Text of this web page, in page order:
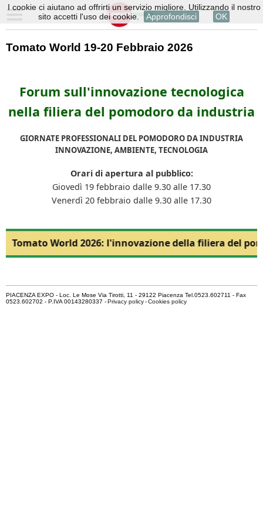
Tomato World 19-20 Febbraio 2026
Forum sull'innovazione tecnologica
nella filiera del pomodoro da industria
GIORNATE PROFESSIONALI DEL POMODORO DA INDUSTRIA
INNOVAZIONE, AMBIENTE, TECNOLOGIA
Orari di apertura al pubblico:
Giovedì 19 febbraio dalle 9.30 alle 17.30
Venerdì 20 febbraio dalle 9.30 alle 17.30
Tomato World 2026: l'innovazione della filiera del
PIACENZA EXPO - Loc. Le Mose Via Tirotti, 11 - 29122 Piacenza Tel.0523.602711 - Fax
0523.602702 - P.IVA 00143280337 -Privacy policy-Cookies policy
I cookie ci aiutano ad offrirti un servizio migliore. Utilizzando il nostro
sito accetti l'uso dei cookie.
Approfondisci OK